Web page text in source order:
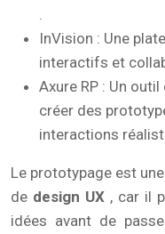
.
InVision : Une
interactifs et
Axure RP : Un
créer des
interactions
Le prototypage est
de design UX , car il
idées avant de